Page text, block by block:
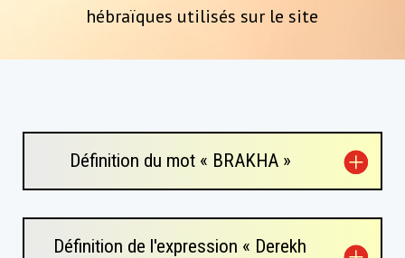
hébraïques utilisés sur le site
Définition du mot « BRAKHA »
Définition de l'expression « Derekh